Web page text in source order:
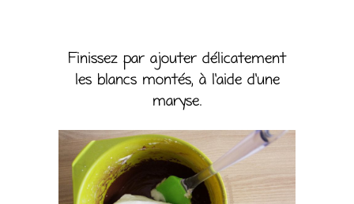
Finissez par ajouter délicatement
les blancs montés, à l’aide d’une
maryse.